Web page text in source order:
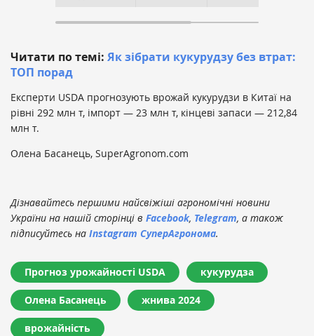
Читати по темі: Як зібрати кукурудзу без втрат:
ТОП порад
Експерти USDA прогнозують врожай кукурудзи в Китаї на
рівні 292 млн т, імпорт — 23 млн т, кінцеві запаси — 212,84
млн т.
Олена Басанець, SuperAgronom.com
Дізнавайтесь першими найсвіжіші агрономічні новини
України на нашій сторінці в Facebook, Telegram, а також
підписуйтесь на Instagram СуперАгронома.
Прогноз урожайності USDA кукурудза
Олена Басанець жнива 2024
врожайність